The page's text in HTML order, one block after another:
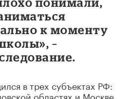
к моменту
–
в трех субъектах РФ:
областях и Москве.